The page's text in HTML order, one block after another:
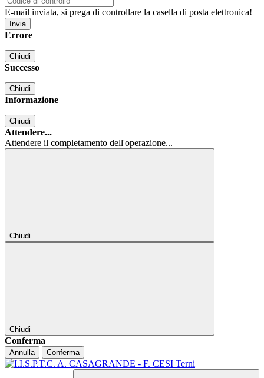
E-mail inviata, si prega di controllare la casella di posta elettronica!
Errore
Chiudi
Successo
Chiudi
Informazione
Chiudi
Attendere...
Attendere il completamento dell'operazione...
Chiudi
Chiudi
Conferma
Annulla Conferma